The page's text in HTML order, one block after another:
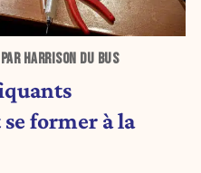
HARRISON DU BUS
former à la